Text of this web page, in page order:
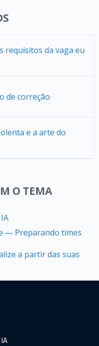
requisitos da vaga eu
de correção
e a arte do
O TEMA
— Preparando times
a partir das suas